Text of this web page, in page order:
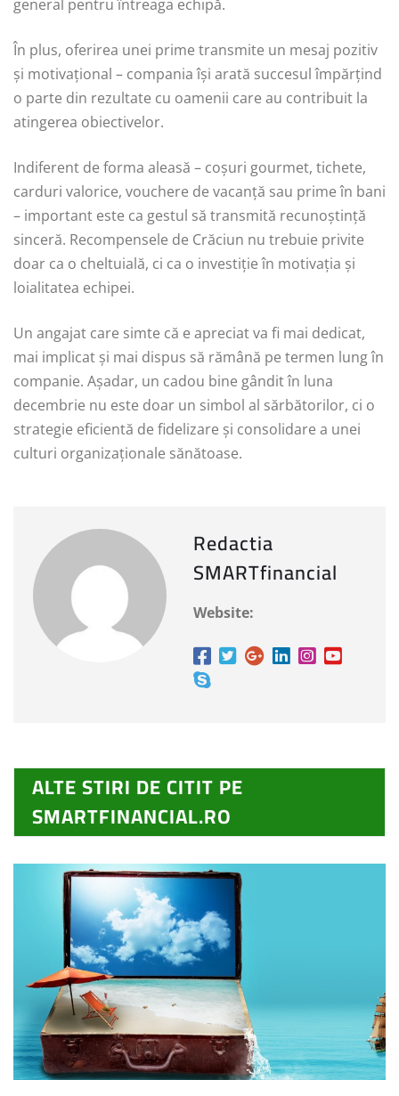
general pentru întreaga echipă.
În plus, oferirea unei prime transmite un mesaj pozitiv
și motivațional – compania își arată succesul împărțind
o parte din rezultate cu oamenii care au contribuit la
atingerea obiectivelor.
Indiferent de forma aleasă – coșuri gourmet, tichete,
carduri valorice, vouchere de vacanță sau prime în bani
– important este ca gestul să transmită recunoștință
sinceră. Recompensele de Crăciun nu trebuie privite
doar ca o cheltuială, ci ca o investiție în motivația și
loialitatea echipei.
Un angajat care simte că e apreciat va fi mai dedicat,
mai implicat și mai dispus să rămână pe termen lung în
companie. Așadar, un cadou bine gândit în luna
decembrie nu este doar un simbol al sărbătorilor, ci o
strategie eficientă de fidelizare și consolidare a unei
culturi organizaționale sănătoase.
Redactia
SMARTfinancial
Website:
ALTE STIRI DE CITIT PE
SMARTFINANCIAL.RO